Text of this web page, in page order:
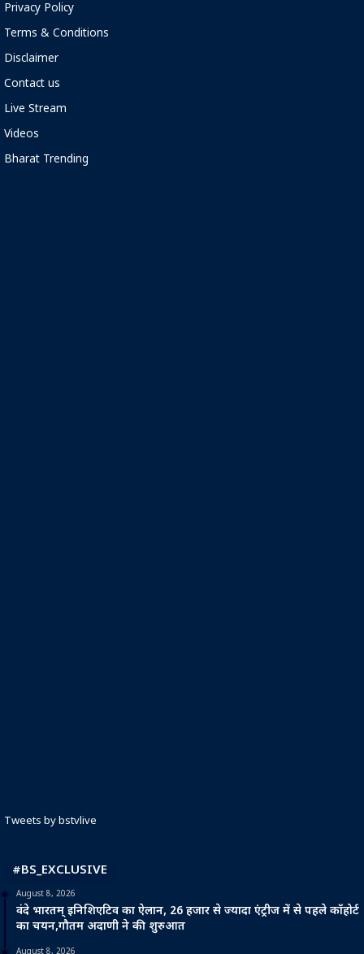
Privacy Policy
Terms & Conditions
Disclaimer
Contact us
Live Stream
Videos
Bharat Trending
Tweets by bstvlive
#BS_EXCLUSIVE
August 8, 2026
वंदे भारतम् इनिशिएटिव का ऐलान, 26 हजार से ज्यादा एंट्रीज में से पहले कॉहोर्ट
का चयन,गौतम अदाणी ने की शुरुआत